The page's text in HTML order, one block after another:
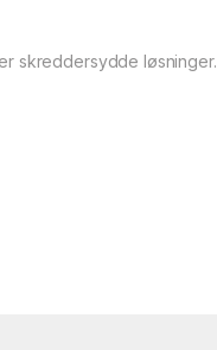
skreddersydde løsninger.